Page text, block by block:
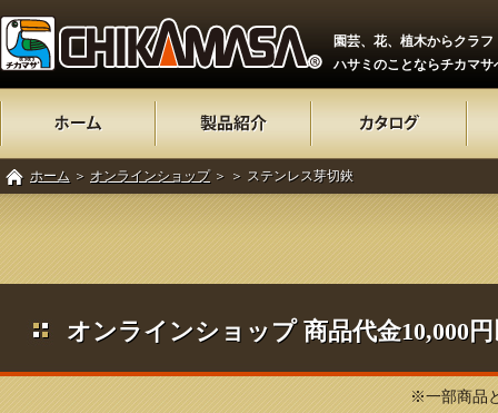
園芸、花、植木からクラフ
ハサミのことならチカマサ
ホーム ＞ オンラインショップ＞ ＞ ステンレス芽切鋏
オンラインショップ 商品代金10,000
※一部商品